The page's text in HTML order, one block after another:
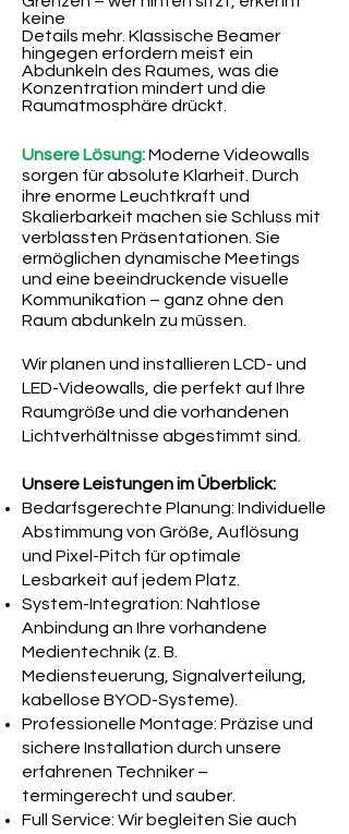
keine
Details mehr. Klassische Beamer
hingegen erfordern meist ein
Abdunkeln des Raumes, was die
Konzentration mindert und die
Raumatmosphäre drückt.
Unsere Lösung:Moderne Videowalls
sorgen für absolute Klarheit. Durch
ihre enorme Leuchtkraft und
Skalierbarkeit machen sie Schluss mit
verblassten Präsentationen. Sie
ermöglichen dynamische Meetings
und eine beeindruckende visuelle
Kommunikation – ganz ohne den
Raum abdunkeln zu müssen.
Wir planen und installieren LCD- und
LED-Videowalls, die perfekt auf Ihre
Raumgröße und die vorhandenen
Lichtverhältnisse abgestimmt sind.
Unsere Leistungen im Überblick:
Bedarfsgerechte Planung: Individuelle
Abstimmung von Größe, Auflösung
und Pixel-Pitch für optimale
Lesbarkeit auf jedem Platz.
System-Integration: Nahtlose
Anbindung an Ihre vorhandene
Medientechnik (z. B.
Mediensteuerung, Signalverteilung,
kabellose BYOD-Systeme).
Professionelle Montage: Präzise und
sichere Installation durch unsere
erfahrenen Techniker –
termingerecht und sauber.
Full Service: Wir begleiten Sie auch